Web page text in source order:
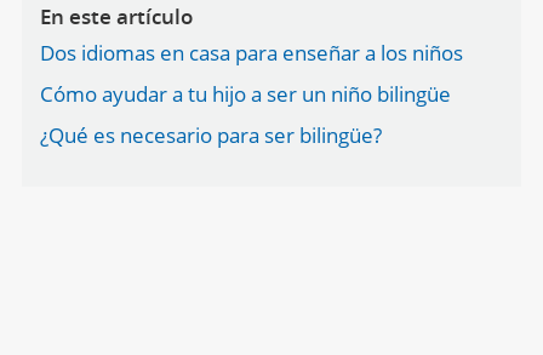
En este artículo
Dos idiomas en casa para enseñar a los niños
Cómo ayudar a tu hijo a ser un niño bilingüe
¿Qué es necesario para ser bilingüe?